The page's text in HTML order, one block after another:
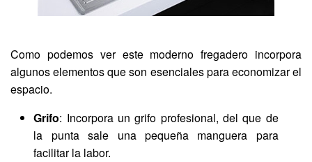
Como podemos ver este moderno fregadero incorpora
algunos elementos que son esenciales para economizar el
espacio.
Grifo: Incorpora un grifo profesional, del que de
la punta sale una pequeña manguera para
facilitar la labor.